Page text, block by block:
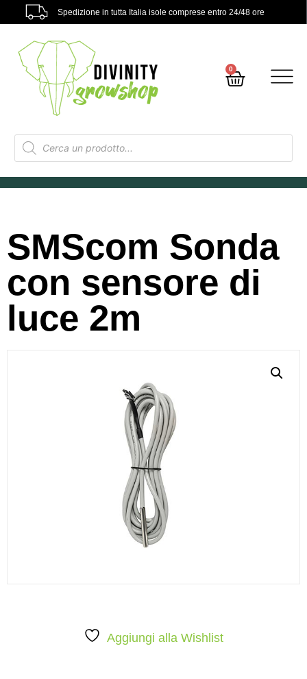
Spedizione in tutta Italia isole comprese entro 24/48 ore
0
SMScom Sonda
con sensore di
luce 2m
Aggiungi alla Wishlist